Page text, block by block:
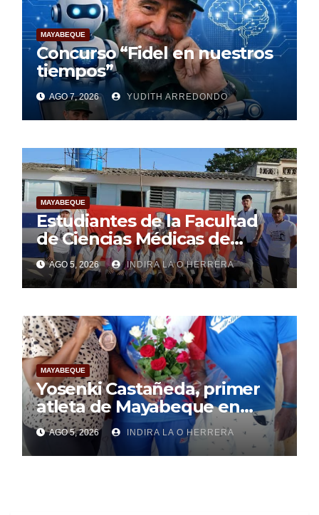
MAYABEQUE
Concurso “Fidel en nuestros
tiempos”
AGO 7, 2026 YUDITH ARREDONDO
MAYABEQUE
Estudiantes de la Facultad
de Ciencias Médicas de
Mayabeque realizan
pesquisa
AGO 5, 2026 INDIRA LA O HERRERA
MAYABEQUE
Yosenki Castañeda, primer
atleta de Mayabeque en
subir al podio
centroamericano
AGO 5, 2026 INDIRA LA O HERRERA